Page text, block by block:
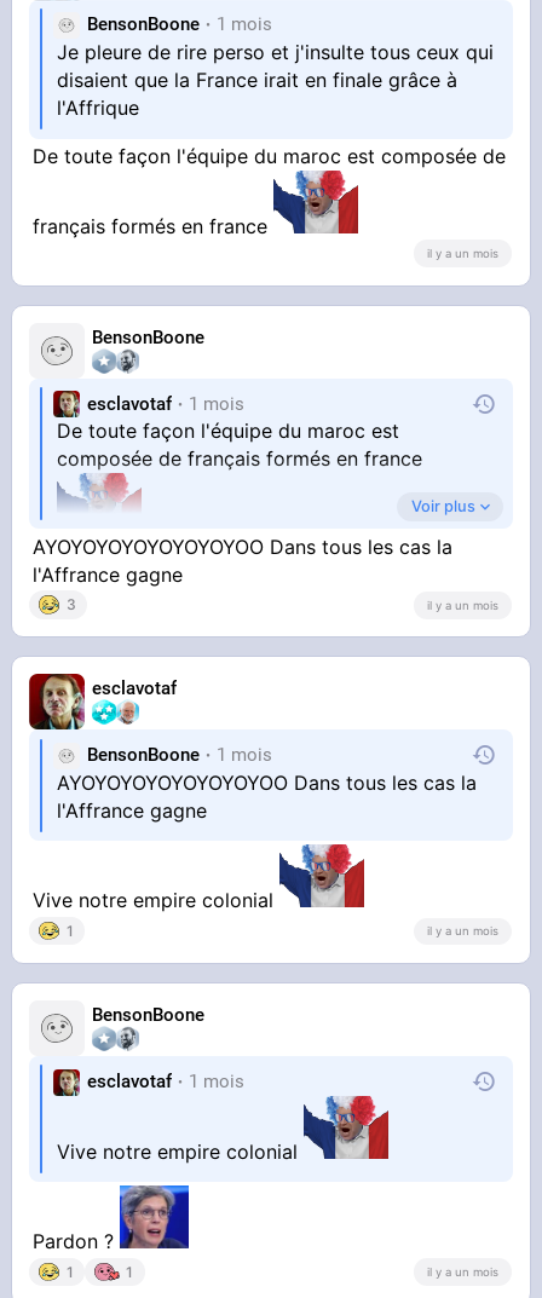
BensonBoone 1 mois
Je pleure de rire perso et j'insulte tous ceux qui
disaient que la France irait en finale grâce à
l'Affrique
De toute façon l'équipe du maroc est composée de
français formés en france
il y a un mois
BensonBoone
esclavotaf 1 mois
De toute façon l'équipe du maroc est
composée de français formés en france
Voir plus
AYOYOYOYOYOYOYOYOO Dans tous les cas la
l'Affrance gagne
3 il y a un mois
esclavotaf
BensonBoone 1 mois
AYOYOYOYOYOYOYOYOO Dans tous les cas la
l'Affrance gagne
Vive notre empire colonial
1 il y a un mois
BensonBoone
esclavotaf 1 mois
Vive notre empire colonial
Pardon ?
1 1 il y a un mois